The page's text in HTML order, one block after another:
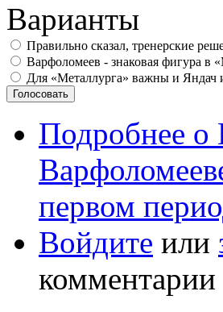
Варианты
Правильно сказал, тренерские
Варфоломеев - знаковая фигура в
Для «Металлурга» важны и Яндач
Подробнее о
первом
Войдите или
комментарии